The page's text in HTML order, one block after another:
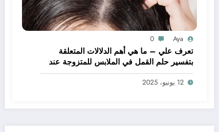
Aya
0
تعرف علي – ما هي أهم الدلالات المتعلقة
بتفسير حلم القمل في الملابس للمتزوجة عند
ابن سيرين؟ – بالتفصيل
12 يونيو، 2025